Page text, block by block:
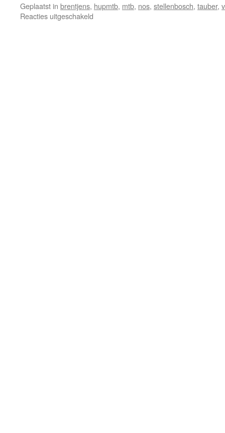
Geplaatst in brentjens, hupmtb, mtb, nos, stellenbosch, tauber,
Reacties uitgeschakeld